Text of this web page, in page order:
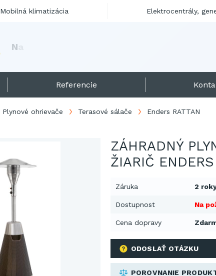
N
Referencie
Plynové ohrievače Terasové sálače Enders RATTAN
ZÁHRADNÝ
ŽIARIČ
Záruka 2
Dostupnost Na
Cena dopravy
ODOSLAŤ OTÁZKU
POROVNANIE
Mobilná klimatizácia Elektrocentrály,